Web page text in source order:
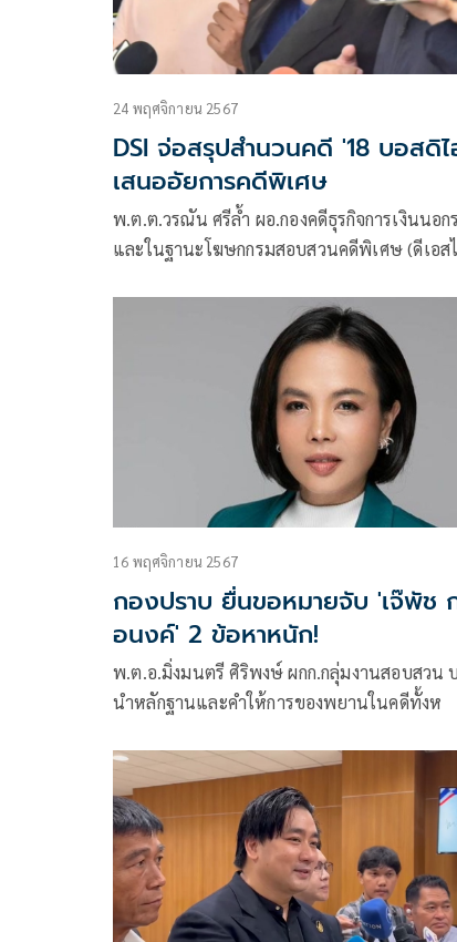
24 พฤศจิกายน 2567
DSI จ่อสรุปสำนวนคดี '18 บอสดิ
เสนออัยการคดีพิเศษ
พ.ต.ต.วรณัน ศรีล้ำ ผอ.กองคดีธุรกิจการเงินนอก
และในฐานะโฆษกกรมสอบสวนคดีพิเศษ (ดีเอส
วันศุกร์ที่ 22 พ.ย.ที่ผ่านมา ของคณะ
16 พฤศจิกายน 2567
กองปราบ ยื่นขอหมายจับ 'เจ๊พัช
อนงค์' 2 ข้อหาหนัก!
พ.ต.อ.มิ่งมนตรี ศิริพงษ์ ผกก.กลุ่มงานสอบสวน
นำหลักฐานและคำให้การของพยานในคดีทั้งห